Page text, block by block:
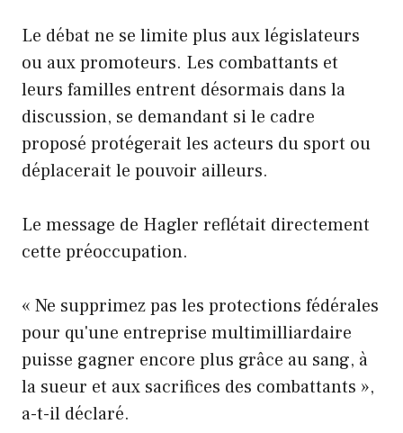
Le débat ne se limite plus aux législateurs
ou aux promoteurs. Les combattants et
leurs familles entrent désormais dans la
discussion, se demandant si le cadre
proposé protégerait les acteurs du sport ou
déplacerait le pouvoir ailleurs.
Le message de Hagler reflétait directement
cette préoccupation.
« Ne supprimez pas les protections fédérales
pour qu'une entreprise multimilliardaire
puisse gagner encore plus grâce au sang, à
la sueur et aux sacrifices des combattants »,
a-t-il déclaré.